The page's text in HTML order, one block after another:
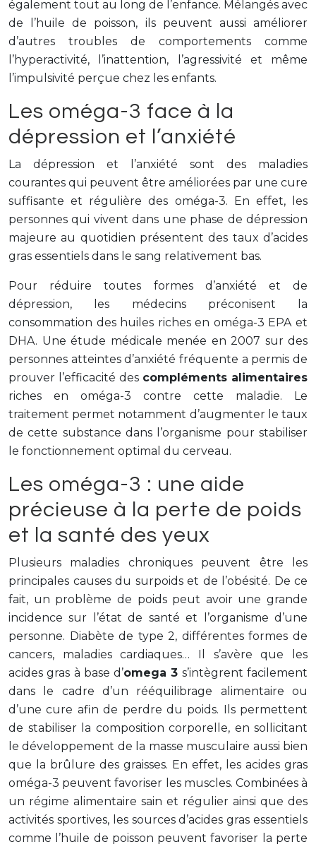
également tout au long de l’enfance. Mélangés avec
de l’huile de poisson, ils peuvent aussi améliorer
d’autres troubles de comportements comme
l’hyperactivité, l’inattention, l’agressivité et même
l’impulsivité perçue chez les enfants.
Les oméga-3 face à la
dépression et l’anxiété
La dépression et l’anxiété sont des maladies
courantes qui peuvent être améliorées par une cure
suffisante et régulière des oméga-3. En effet, les
personnes qui vivent dans une phase de dépression
majeure au quotidien présentent des taux d’acides
gras essentiels dans le sang relativement bas.
Pour réduire toutes formes d’anxiété et de
dépression, les médecins préconisent la
consommation des huiles riches en oméga-3 EPA et
DHA. Une étude médicale menée en 2007 sur des
personnes atteintes d’anxiété fréquente a permis de
prouver l’efficacité des compléments alimentaires
riches en oméga-3 contre cette maladie. Le
traitement permet notamment d’augmenter le taux
de cette substance dans l’organisme pour stabiliser
le fonctionnement optimal du cerveau.
Les oméga-3 : une aide
précieuse à la perte de poids
et la santé des yeux
Plusieurs maladies chroniques peuvent être les
principales causes du surpoids et de l’obésité. De ce
fait, un problème de poids peut avoir une grande
incidence sur l’état de santé et l’organisme d’une
personne. Diabète de type 2, différentes formes de
cancers, maladies cardiaques… Il s’avère que les
acides gras à base d’omega 3 s’intègrent facilement
dans le cadre d’un rééquilibrage alimentaire ou
d’une cure afin de perdre du poids. Ils permettent
de stabiliser la composition corporelle, en sollicitant
le développement de la masse musculaire aussi bien
que la brûlure des graisses. En effet, les acides gras
oméga-3 peuvent favoriser les muscles. Combinées à
un régime alimentaire sain et régulier ainsi que des
activités sportives, les sources d’acides gras essentiels
comme l’huile de poisson peuvent favoriser la perte